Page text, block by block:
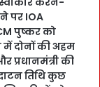
पर IOA
पुष्कर को
में दोनों की अहम
प्रधानमंत्री की
तिथि कुछ